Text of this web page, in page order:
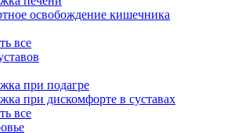
освобождение кишечника
все
при подагре
при дискомфорте в суставах
все